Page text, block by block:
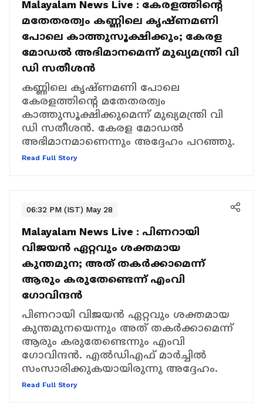
Malayalam News Live : കേരളത്തിൻ്റെ
മതേതരത്വം കണ്ണിലെ കൃഷ്ണമണി
പോലെ കാത്തുസൂക്ഷിക്കും; കേരള
മോഡൽ അഭിമാനമെന്ന് മുഖ്യമന്ത്രി വി
ഡി സതീശൻ
കണ്ണിലെ കൃഷ്ണമണി പോലെ
കേരളത്തിൻ്റെ മതേതരത്വം
കാത്തുസൂക്ഷിക്കുമെന്ന് മുഖ്യമന്ത്രി വി
ഡി സതീശൻ. കേരള മോഡൽ
അഭിമാനമാണെന്നും അദ്ദേഹം പറഞ്ഞു.
Read Full Story
06:32 PM (IST) May 28
Malayalam News Live : പിണറായി
വിജയൻ ഏറ്റവും ശക്തമായ
കുന്തമുന; അത് തകർക്കാമെന്ന്
ആരും കരുതേണ്ടെന്ന് എംവി ​
ഗോവിന്ദൻ
പിണറായി വിജയൻ ഏറ്റവും ശക്തമായ
കുന്തമുനയെന്നും അത് തകർക്കാമെന്ന്
ആരും കരുതേണ്ടെന്നും എംവി ​
ഗോവിന്ദൻ. എൽഡിഎഫ് മാർച്ചിൽ
സംസാരിക്കുകയായിരുന്നു അദ്ദേഹം.
Read Full Story